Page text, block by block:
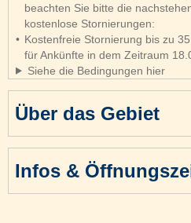
Über das Gebiet
Infos &
beachten Sie bitte die
kostenlose Stornierungen:
Kostenfreie Stornierung bis zu
für Ankünfte in dem Zeitraum
Siehe die Bedingungen hier